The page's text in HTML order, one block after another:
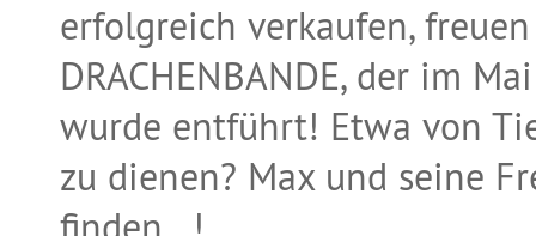
erfolgreich verkaufen,
DRACHENBANDE, der im
wurde entführt! Etwa von
zu dienen? Max und seine
finden...!